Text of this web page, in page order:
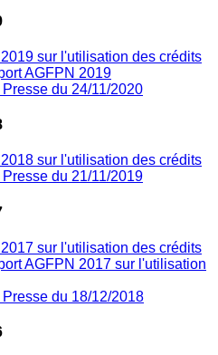
sur l'utilisation des crédits
AGFPN 2019
du 24/11/2020
sur l'utilisation des crédits
du 21/11/2019
sur l'utilisation des crédits
AGFPN 2017 sur l'utilisation
du 18/12/2018